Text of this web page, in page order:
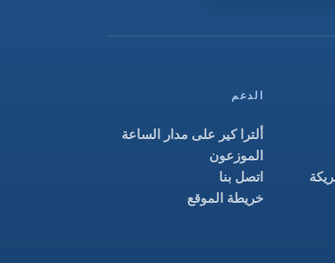
الدعم
ألترا كير على مدار الساعة
الموزعون
اتصل بنا
خريطة الموقع